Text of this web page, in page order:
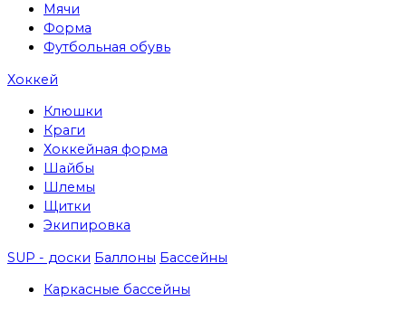
Мячи
Форма
Футбольная обувь
Хоккей
Клюшки
Краги
Хоккейная форма
Шайбы
Шлемы
Щитки
Экипировка
SUP - доски Баллоны Бассейны
Каркасные бассейны